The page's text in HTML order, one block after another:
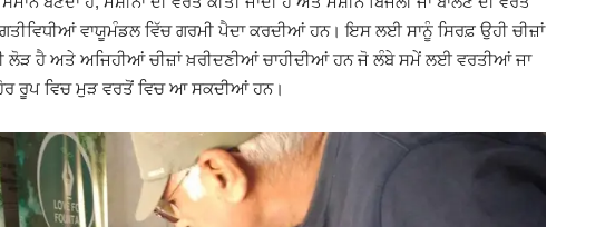
ਵਾਯੂਮੰਡਲ ਵਿੱਚ ਗਰਮੀ ਪੈਦਾ ਕਰਦੀਆਂ ਹਨ। ਇਸ ਲਈ ਸਾਨੂੰ ਸਿਰਫ਼ ਉਹੀ ਚੀਜ਼ਾਂ
ਲੋੜ ਹੈ ਅਤੇ ਅਜਿਹੀਆਂ ਚੀਜ਼ਾਂ ਖ਼ਰੀਦਣੀਆਂ ਚਾਹੀਦੀਆਂ ਹਨ ਜੋ ਲੰਬੇ ਸਮੇਂ ਲਈ ਵਰਤੀਆਂ ਜਾ
ਰੂਪ ਵਿਚ ਮੁੜ ਵਰਤੋਂ ਵਿਚ ਆ ਸਕਦੀਆਂ ਹਨ।